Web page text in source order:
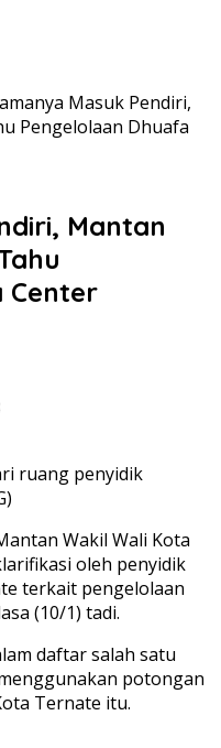
Masuk Pendiri,
Pengelolaan Dhuafa
Mantan
Center
ruang penyidik
Wakil Wali Kota
oleh penyidik
terkait pengelolaan
(10/1) tadi.
daftar salah satu
potongan
Ternate itu.